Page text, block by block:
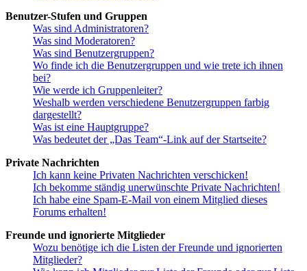
Benutzer-Stufen und Gruppen
Was sind Administratoren?
Was sind Moderatoren?
Was sind Benutzergruppen?
Wo finde ich die Benutzergruppen und wie trete ich ihnen
bei?
Wie werde ich Gruppenleiter?
Weshalb werden verschiedene Benutzergruppen farbig
dargestellt?
Was ist eine Hauptgruppe?
Was bedeutet der „Das Team“-Link auf der Startseite?
Private Nachrichten
Ich kann keine Privaten Nachrichten verschicken!
Ich bekomme ständig unerwünschte Private Nachrichten!
Ich habe eine Spam-E-Mail von einem Mitglied dieses
Forums erhalten!
Freunde und ignorierte Mitglieder
Wozu benötige ich die Listen der Freunde und ignorierten
Mitglieder?